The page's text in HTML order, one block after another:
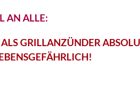
AN ALLE:
GRILLANZÜNDER